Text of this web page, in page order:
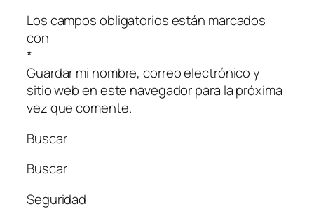
Los campos obligatorios están marcados
con
*
Guardar mi nombre, correo electrónico y
sitio web en este navegador para la próxima
vez que comente.
Buscar
Buscar
Seguridad